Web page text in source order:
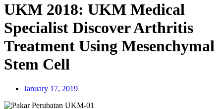
UKM 2018: UKM Medical
Specialist Discover Arthritis
Treatment Using Mesenchymal
Stem Cell
January 17, 2019